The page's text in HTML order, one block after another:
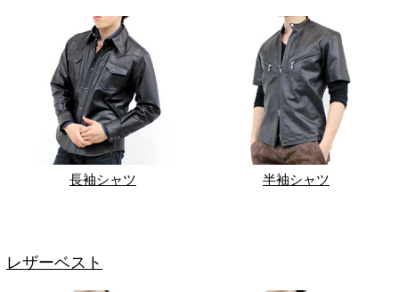
長袖シャツ 半袖シャツ
レザーベスト